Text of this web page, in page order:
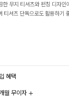
무지 티셔츠와 펀칭 디자인
티셔츠 단독으로도 활용하기
혜택
월 무이자